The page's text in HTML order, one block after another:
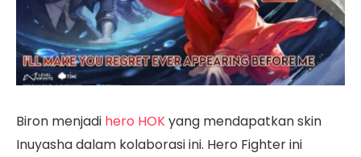
Biron menjadi hero HOKyang mendapatkan skin
Inuyasha dalam kolaborasi ini. Hero Fighter ini